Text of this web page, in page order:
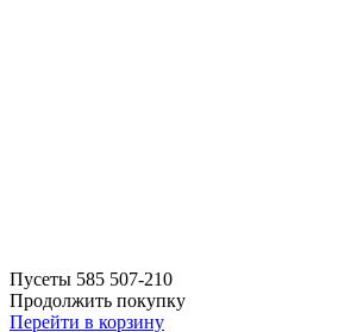
Пусеты 585 507-210
Продолжить покупку
Перейти в корзину